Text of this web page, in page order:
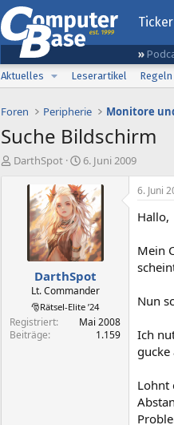
Ticker
Aktuelles
Leserartikel Regeln
Foren Peripherie Monitore
Suche Bildschirm
E
DarthSpot
E
s
t
e
l
l
t
a
m
6. Juni 2009
DarthSpot
Lt. Commander
🎅Rätsel-Elite ’24
Registriert
Mai 2008
Beiträge
1.159
6. Juni
Hallo,
Mein
Nun
Ich
gucke
Lohnt